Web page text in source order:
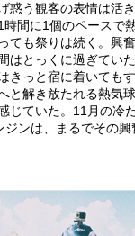
惑う観客の表情は活
時間に1個のペースで
ても祭りは続く。興
はとっくに過ぎてい
きっと宿に着いても
と解き放たれる熱気
じていた。11月の冷
ンは、まるでその